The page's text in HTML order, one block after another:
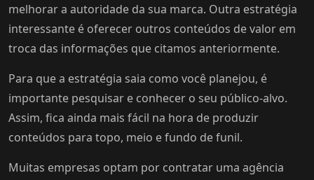
melhorar a autoridade da sua marca. Outra estratégia
interessante é oferecer outros conteúdos de valor em
troca das informações que citamos anteriormente.
Para que a estratégia saia como você planejou, é
importante pesquisar e conhecer o seu público-alvo.
Assim, fica ainda mais fácil na hora de produzir
conteúdos para topo, meio e fundo de funil.
Muitas empresas optam por contratar uma agência